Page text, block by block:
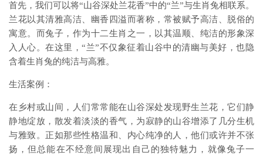
首先，我们可以将“山谷深处兰花香”中的“兰”与生肖兔相联系。
兰花以其清雅高洁、幽香四溢而著称，常被赋予高洁、脱俗的
寓意。而兔子，作为十二生肖之一，以其温顺、纯洁的形象深
入人心。在这里，“兰”不仅象征着山谷中的清幽与美好，也隐
含着生肖兔的纯洁与高雅。
生活案例：
在乡村或山间，人们常常能在山谷深处发现野生兰花，它们静
静地绽放，散发着淡淡的香气，为寂静的山谷增添了几分生机
与雅致。正如那些性格温和、内心纯净的人，他们或许并不张
扬，但总能在不经意间展现出自己的独特魅力，就像兔子一